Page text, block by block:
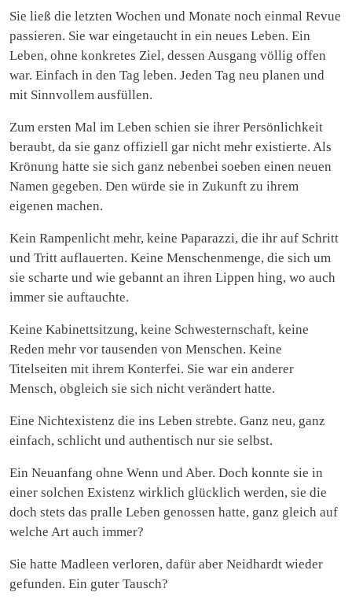
Sie ließ die letzten Wochen und Monate noch einmal Revue
passieren. Sie war eingetaucht in ein neues Leben. Ein
Leben, ohne konkretes Ziel, dessen Ausgang völlig offen
war. Einfach in den Tag leben. Jeden Tag neu planen und
mit Sinnvollem ausfüllen.
Zum ersten Mal im Leben schien sie ihrer Persönlichkeit
beraubt, da sie ganz offiziell gar nicht mehr existierte. Als
Krönung hatte sie sich ganz nebenbei soeben einen neuen
Namen gegeben. Den würde sie in Zukunft zu ihrem
eigenen machen.
Kein Rampenlicht mehr, keine Paparazzi, die ihr auf Schritt
und Tritt auflauerten. Keine Menschenmenge, die sich um
sie scharte und wie gebannt an ihren Lippen hing, wo auch
immer sie auftauchte.
Keine Kabinettsitzung, keine Schwesternschaft, keine
Reden mehr vor tausenden von Menschen. Keine
Titelseiten mit ihrem Konterfei. Sie war ein anderer
Mensch, obgleich sie sich nicht verändert hatte.
Eine Nichtexistenz die ins Leben strebte. Ganz neu, ganz
einfach, schlicht und authentisch nur sie selbst.
Ein Neuanfang ohne Wenn und Aber. Doch konnte sie in
einer solchen Existenz wirklich glücklich werden, sie die
doch stets das pralle Leben genossen hatte, ganz gleich auf
welche Art auch immer?
Sie hatte Madleen verloren, dafür aber Neidhardt wieder
gefunden. Ein guter Tausch?